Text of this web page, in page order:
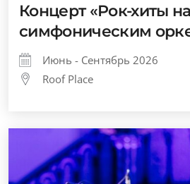
Концерт «Рок-хиты
симфоническим
Июнь - Сентябрь 2026
Roof Place